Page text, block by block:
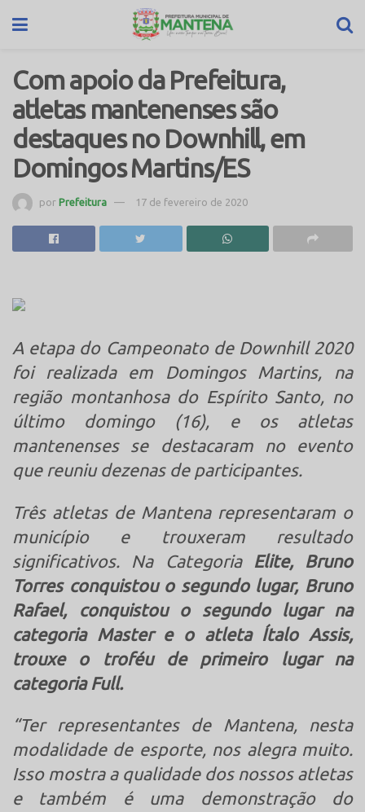
Com apoio da Prefeitura,
atletas mantenenses são
destaques no Downhill, em
Domingos Martins/ES
por Prefeitura 17 de fevereiro de 2020
A etapa do Campeonato de Downhill 2020
foi realizada em Domingos Martins, na
região montanhosa do Espírito Santo, no
último domingo (16), e os atletas
mantenenses se destacaram no evento
que reuniu dezenas de participantes.
Três atletas de Mantena representaram o
município e trouxeram resultado
significativos. Na Categoria Elite, Bruno
Torres conquistou o segundo lugar, Bruno
Rafael, conquistou o segundo lugar na
categoria Master e o atleta Ítalo Assis,
trouxe o troféu de primeiro lugar na
categoria Full.
“Ter representantes de Mantena, nesta
modalidade de esporte, nos alegra muito.
Isso mostra a qualidade dos nossos atletas
e também é uma demonstração do